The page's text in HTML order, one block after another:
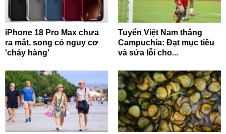
iPhone 18 Pro Max chưa
ra mắt, song có nguy cơ
'cháy hàng'
Tuyển Việt Nam thắng
Campuchia: Đạt mục tiêu
và sửa lỗi cho...